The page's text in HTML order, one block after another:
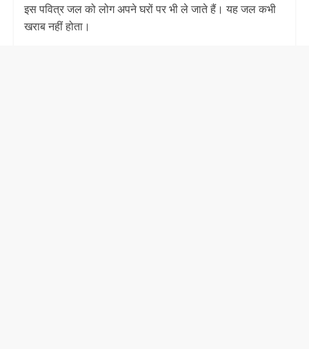
इस पवित्र जल को लोग अपने घरों पर भी ले जाते हैं। यह जल कभी
खराब नहीं होता।